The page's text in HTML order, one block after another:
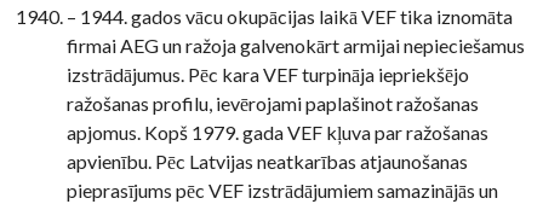
– 1944. gados vācu okupācijas laikā VEF tika iznomāta
firmai AEG un ražoja galvenokārt armijai nepieciešamus
izstrādājumus. Pēc kara VEF turpināja iepriekšējo
ražošanas profilu, ievērojami paplašinot ražošanas
apjomus. Kopš 1979. gada VEF kļuva par ražošanas
apvienību. Pēc Latvijas neatkarības atjaunošanas
pieprasījums pēc VEF izstrādājumiem samazinājās un